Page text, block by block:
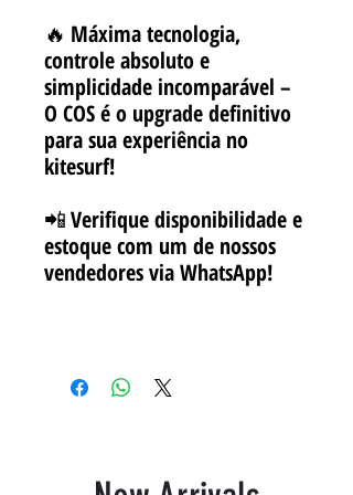
🔥 Máxima tecnologia,
controle absoluto e
simplicidade incomparável –
O COS é o upgrade definitivo
para sua experiência no
kitesurf!
📲Verifique disponibilidade e
estoque com um de nossos
vendedores via WhatsApp!